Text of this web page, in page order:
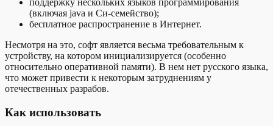
поддержку нескольких языков программирования
(включая java и Си-семейство);
бесплатное распространение в Интернет.
Несмотря на это, софт является весьма требовательным к
устройству, на котором инициализируется (особенно
относительно оперативной памяти). В нем нет русского языка,
что может привести к некоторым затруднениям у
отечественных разрабов.
Как использовать